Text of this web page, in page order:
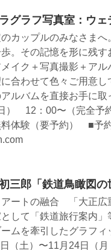
グラフ写真室：ウ
カップルのみなさま
。その記憶を形に残
イク＋写真撮影＋ア
合わせて色々ご用意
アルバムを直接お手に
日） 12：00〜（完全
体験（要予約） ■予
三郎「鉄道鳥瞰図
ートの融合 「大正広
して「鉄道旅行案内
ムを牽引したグラフ
（土）〜11月24日（